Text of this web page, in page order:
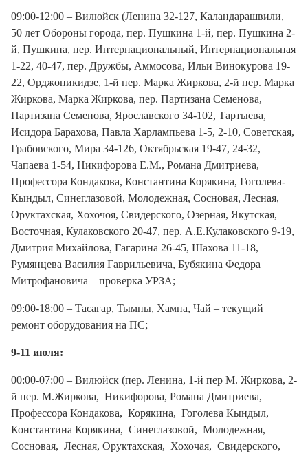
09:00-12:00 – Вилюйск (Ленина 32-127, Каландарашвили,
50 лет Обороны города, пер. Пушкина 1-й, пер. Пушкина 2-
й, Пушкина, пер. Интернациональный, Интернациональная
1-22, 40-47, пер. Дружбы, Аммосова, Ильи Винокурова 19-
22, Орджоникидзе, 1-й пер. Марка Жиркова, 2-й пер. Марка
Жиркова, Марка Жиркова, пер. Партизана Семенова,
Партизана Семенова, Ярославского 34-102, Тартыева,
Исидора Барахова, Павла Харлампьева 1-5, 2-10, Советская,
Грабовского, Мира 34-126, Октябрьская 19-47, 24-32,
Чапаева 1-54, Никифорова Е.М., Романа Дмитриева,
Профессора Кондакова, Константина Корякина, Гоголева-
Кындыл, Синеглазовой, Молодежная, Сосновая, Лесная,
Оруктахская, Хохочоя, Свидерского, Озерная, Якутская,
Восточная, Кулаковского 20-47, пер. А.Е.Кулаковского 9-19,
Дмитрия Михайлова, Гагарина 26-45, Шахова 11-18,
Румянцева Василия Гаврильевича, Бубякина Федора
Митрофановича – проверка УРЗА;
09:00-18:00 – Тасагар, Тымпы, Хампа, Чай – текущий
ремонт оборудования на ПС;
9-11 июля:
00:00-07:00 – Вилюйск (пер. Ленина, 1-й пер М. Жиркова, 2-
й пер. М.Жиркова, Никифорова, Романа Дмитриева,
Профессора Кондакова, Корякина, Гоголева Кындыл,
Константина Корякина, Синеглазовой, Молодежная,
Сосновая, Лесная, Оруктахская, Хохочая, Свидерского,